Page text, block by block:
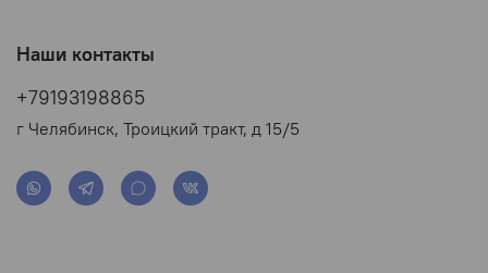
Наши контакты
+79193198865
г Челябинск, Троицкий тракт, д 15/5